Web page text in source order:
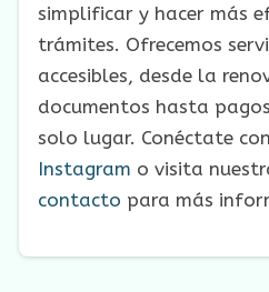
simplificar y hacer más
trámites. Ofrecemos
accesibles, desde la
documentos hasta
solo lugar. Conéctate
Instagram o visita
contacto para más